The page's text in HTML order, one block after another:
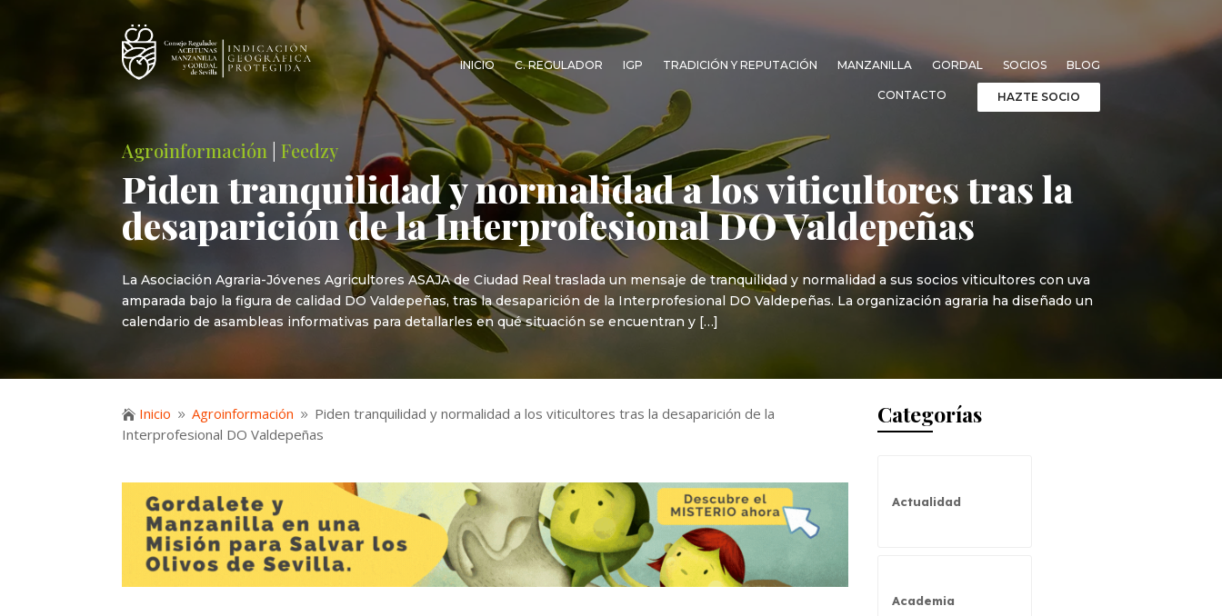
INICIO C. REGULADOR IGP TRADICIÓN Y REPUTACIÓN MANZANILLA GORDAL SOCIOS BLOG
CONTACTO HAZTE SOCIO
Agroinformación |Feedzy
Piden tranquilidad y normalidad a los viticultores tras la
desaparición de la Interprofesional DO Valdepeñas
La Asociación Agraria-Jóvenes Agricultores ASAJA de Ciudad Real traslada un mensaje de tranquilidad y normalidad a sus socios viticultores con uva
amparada bajo la figura de calidad DO Valdepeñas, tras la desaparición de la Interprofesional DO Valdepeñas. La organización agraria ha diseñado un
calendario de asambleas informativas para detallarles en qué situación se encuentran y […]
 Inicio 9 Agroinformación 9 Piden tranquilidad y normalidad a los viticultores tras la desaparición de la
Interprofesional DO Valdepeñas
Categorías
Actualidad
Academia